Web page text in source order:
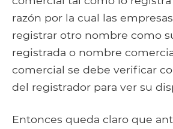
razón por la cual las
registrar otro nombre como
registrada o nombre
comercial se debe verificar
del registrador para ver su
Entonces queda claro que